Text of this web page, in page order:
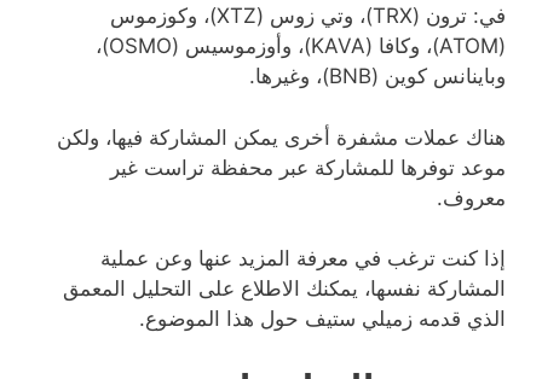
في: ترون (TRX)، وتي زوس (XTZ)، وكوزموس
(ATOM)، وكافا (KAVA)، وأوزموسيس (OSMO)،
وباينانس كوين (BNB)، وغيرها.
هناك عملات مشفرة أخرى يمكن المشاركة فيها، ولكن
موعد توفرها للمشاركة عبر محفظة تراست غير
معروف.
إذا كنت ترغب في معرفة المزيد عنها وعن عملية
المشاركة نفسها، يمكنك الاطلاع على التحليل المعمق
الذي قدمه زميلي ستيف حول هذا الموضوع.